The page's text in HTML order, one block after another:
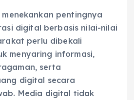
pentingnya
digital berbasis nilai-nilai
perlu dibekali
menyaring informasi,
serta
digital secara
Media digital tidak